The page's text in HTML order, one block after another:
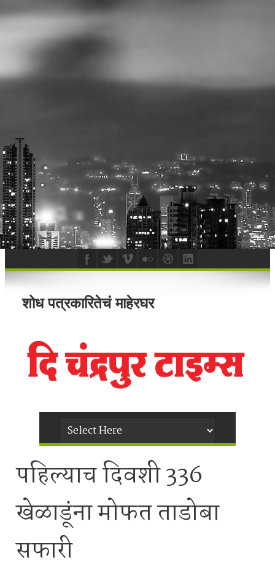
शोध पत्रकारितेचं माहेरघर
पहिल्याच दिवशी 336
खेळाडूंना मोफत ताडोबा
सफारी